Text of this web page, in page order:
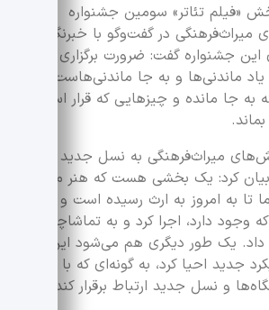
«فیلم تئاتر» سومین جشنواره
میراث‌فرهنگی در گفت‌وگو با خبرنگار صبا
این جشنواره گفت: ضرورت برگزاری این
ماندنی‌ها و به جا ماندنی‌هاست؛
به جا مانده و چیزهایی که قرار است به
میراث‌فرهنگی به نسل جدید از
کرد: یک بخشی هست که هنر موزه‌ای
به امروز به ارث رسیده است و آن را
وجود دارد، اجرا کرد و به تماشاچی و
یک طور دیگری هم می‌شود این
جدید احیا کرد، به گونه‌ای که با جامعه
و نسل جدید ارتباط برقرار کند.